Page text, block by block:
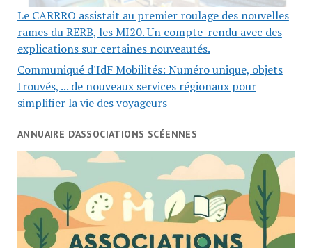
Le CARRRO assistait au premier roulage des nouvelles
rames du RERB, les MI20. Un compte-rendu avec des
explications sur certaines nouveautés.
Communiqué d'IdF Mobilités: Numéro unique, objets
trouvés, ... de nouveaux services régionaux pour
simplifier la vie des voyageurs
ANNUAIRE D’ASSOCIATIONS SCÉENNES